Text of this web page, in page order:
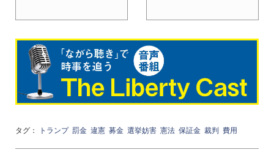
タグ： トランプ 罰金 違憲 募金 選挙妨害 憲法 保証金 裁判 費用